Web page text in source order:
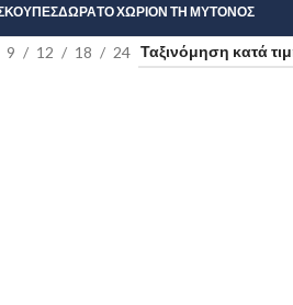
ΚΟΎΠΕΣΔΏΡΑΤΟ ΧΩΡΊΟΝ ΤΗ ΜΎΤΟΝΟΣ
9 12 18 24